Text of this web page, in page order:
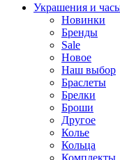
Украшения и
Новинки
Бренды
Sale
Новое
Наш выбор
Браслеты
Брелки
Броши
Другое
Колье
Кольца
Комплекты